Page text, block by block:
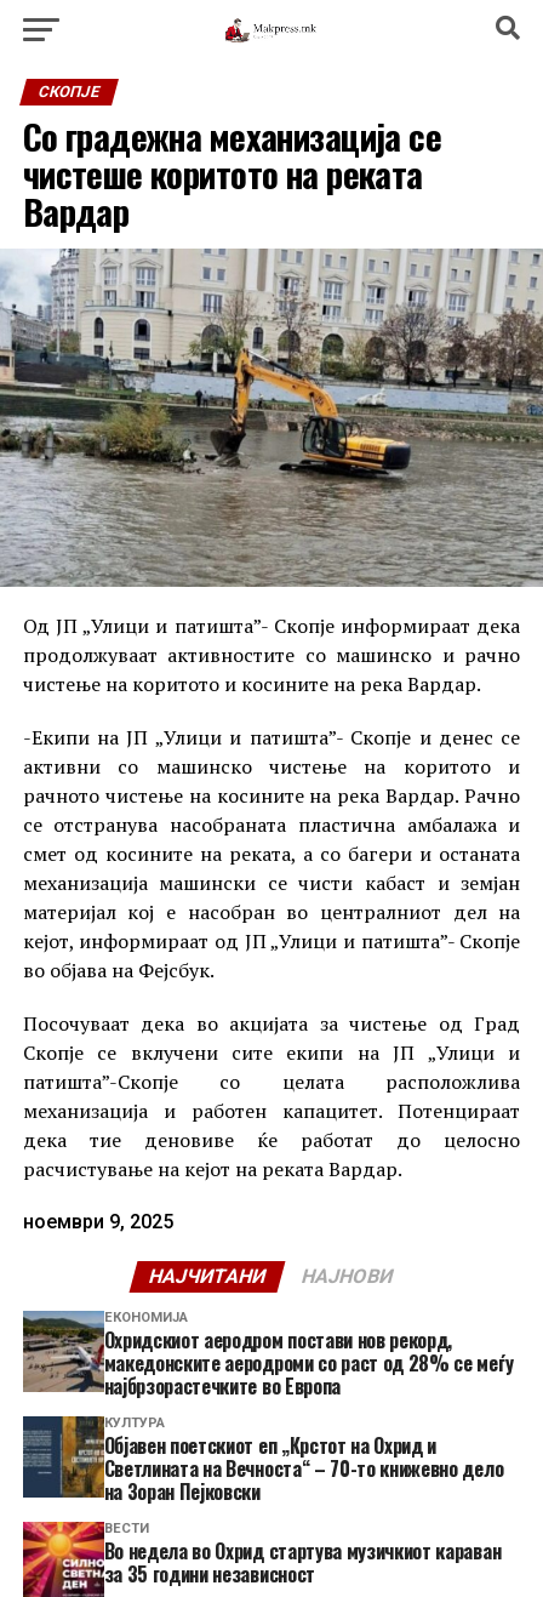
СКОПЈЕ
Со градежна механизација се
чистеше коритото на реката
Вардар
Од ЈП „Улици и патишта”- Скопје информираат дека
продолжуваат активностите со машинско и рачно
чистење на коритото и косините на река Вардар.
-Екипи на ЈП „Улици и патишта”- Скопје и денес се
активни со машинско чистење на коритото и
рачното чистење на косините на река Вардар. Рачно
се отстранува насобраната пластична амбалажа и
смет од косините на реката, а со багери и останата
механизација машински се чисти кабаст и земјан
материјал кој е насобран во централниот дел на
кејот, информираат од ЈП „Улици и патишта”- Скопје
во објава на Фејсбук.
Посочуваат дека во акцијата за чистење од Град
Скопје се вклучени сите екипи на ЈП „Улици и
патишта”-Скопје со целата расположлива
механизација и работен капацитет. Потенцираат
дека тие деновиве ќе работат до целосно
расчистување на кејот на реката Вардар.
ноември 9, 2025
НАЈЧИТАНИ НАЈНОВИ
ЕКОНОМИЈА
Охридскиот аеродром постави нов рекорд,
македонските аеродроми со раст од 28% се меѓу
најбрзорастечките во Европа
КУЛТУРА
Објавен поетскиот еп „Крстот на Охрид и
Светлината на Вечноста“ – 70-то книжевно дело
на Зоран Пејковски
ВЕСТИ
Во недела во Охрид стартува музичкиот караван
за 35 години независност